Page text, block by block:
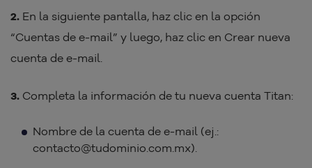
2. En la siguiente pantalla, haz clic en la opción
“Cuentas de e-mail” y luego, haz clic en Crear nueva
cuenta de e-mail.
3. Completa la información de tu nueva cuenta Titan:
Nombre de la cuenta de e-mail (ej.:
contacto@tudominio.com.mx).